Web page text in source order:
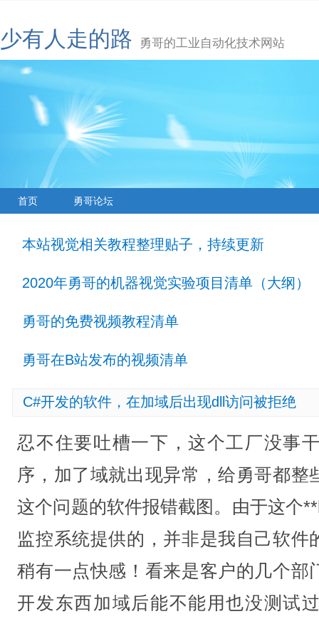
少有人走的路 勇哥的工业自动化技术网站
首页 勇哥论坛
本站视觉相关教程整理贴子，持续更新
2020年勇哥的机器视觉实验项目清单（大纲）
勇哥的免费视频教程清单
勇哥在B站发布的视频清单
C#开发的软件，在加域后出现dll访问被拒绝
忍不住要吐槽一下，这个工厂没事
序，加了域就出现异常，给勇哥都整
这个问题的软件报错截图。由于这个
监控系统提供的，并非是我自己软件
稍有一点快感！看来是客户的几个部
开发东西加域后能不能用也没测试